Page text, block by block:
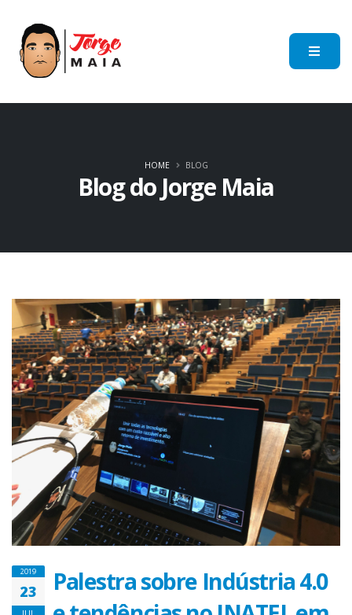
Blog do Jorge Maia
HOME BLOG
2019
23
Palestra sobre Indústria 4.0